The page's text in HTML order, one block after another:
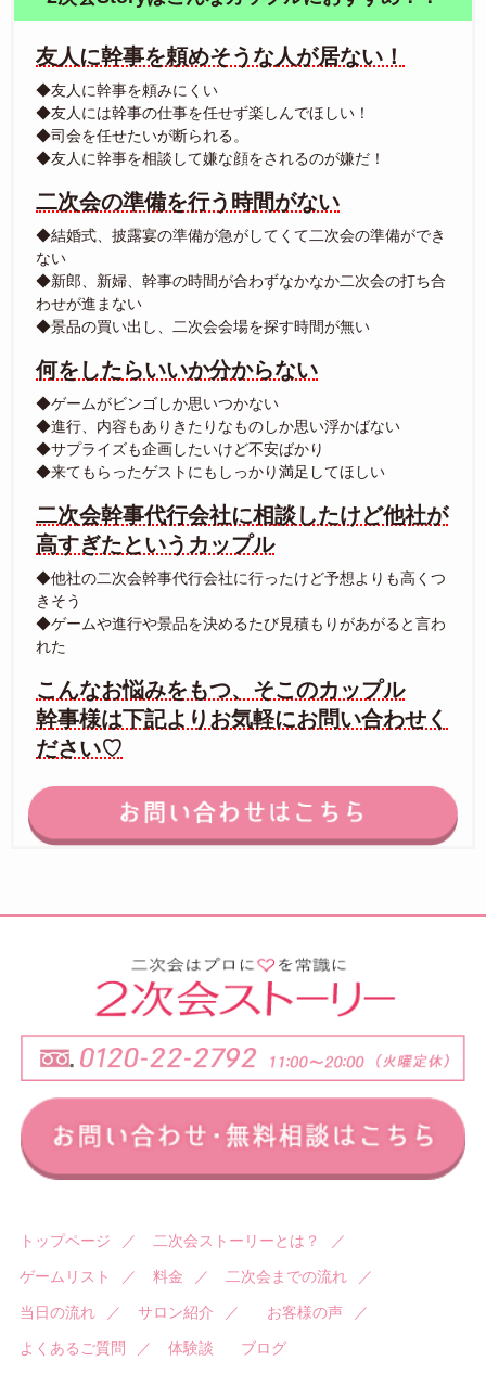
友人に幹事を頼めそうな人が居ない！
◆友人に幹事を頼みにくい
◆友人には幹事の仕事を任せず楽しんでほしい！
◆司会を任せたいが断られる。
◆友人に幹事を相談して嫌な顔をされるのが嫌だ！
二次会の準備を行う時間がない
◆結婚式、披露宴の準備が急がしてくて二次会の準備ができ
ない
◆新郎、新婦、幹事の時間が合わずなかなか二次会の打ち合
わせが進まない
◆景品の買い出し、二次会会場を探す時間が無い
何をしたらいいか分からない
◆ゲームがビンゴしか思いつかない
◆進行、内容もありきたりなものしか思い浮かばない
◆サプライズも企画したいけど不安ばかり
◆来てもらったゲストにもしっかり満足してほしい
二次会幹事代行会社に相談したけど他社が
高すぎたというカップル
◆他社の二次会幹事代行会社に行ったけど予想よりも高くつ
きそう
◆ゲームや進行や景品を決めるたび見積もりがあがると言わ
れた
こんなお悩みをもつ、そこのカップル
幹事様は下記よりお気軽にお問い合わせく
ださい♡
トップページ ／ 二次会ストーリーとは？ ／
ゲームリスト ／ 料金 ／ 二次会までの流れ ／
当日の流れ ／ サロン紹介 ／ お客様の声 ／
よくあるご質問 ／ 体験談 ブログ